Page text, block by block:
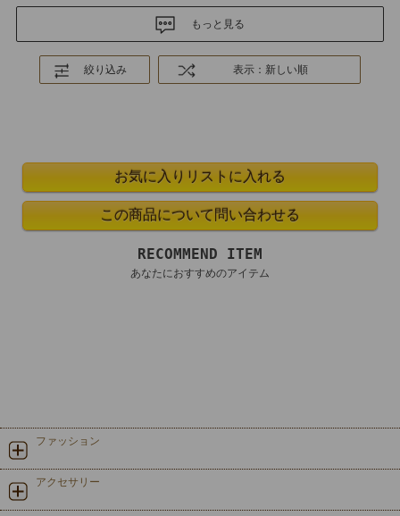
もっと見る
絞り込み 表示：新しい順
RECOMMEND ITEM
あなたにおすすめのアイテム
ファッション
アクセサリー